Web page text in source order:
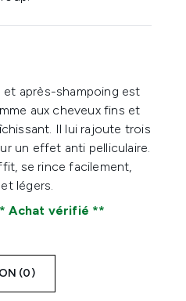
de 5
et après-shampoing est
aux cheveux fins et
Il lui rajoute trois
un effet anti pelliculaire.
se rince facilement,
légers.
Achat vérifié
(0)